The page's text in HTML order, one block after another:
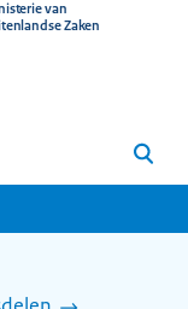
van
Zaken
Zoeken